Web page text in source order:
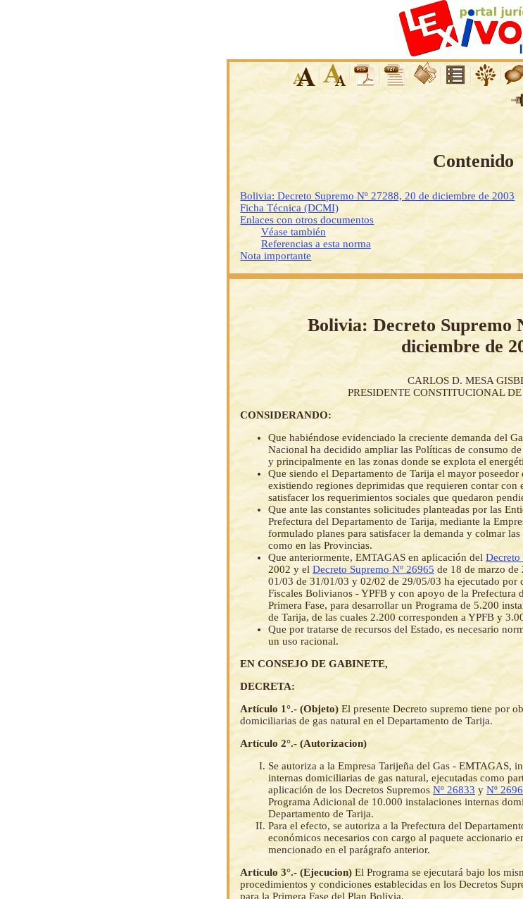
Contenido
Bolivia: Decreto Supremo Nº 27288, 20 de diciembre de 2003
Ficha Técnica (DCMI)
Enlaces con otros documentos
Véase también
Referencias a esta norma
Nota importante
Bolivia: Decreto Supremo
diciembre de
CARLOS D. MESA
PRESIDENTE CONSTITUCIONAL
CONSIDERANDO:
Que habiéndose evidenciado la creciente demanda del
Nacional ha decidido ampliar las Políticas de consumo
y principalmente en las zonas donde se explota el
Que siendo el Departamento de Tarija el mayor poseedor
existiendo regiones deprimidas que requieren contar con
satisfacer los requerimientos sociales que quedaron
Que ante las constantes solicitudes planteadas por las
Prefectura del Departamento de Tarija, mediante la
formulado planes para satisfacer la demanda y colmar
como en las Provincias.
Que anteriormente, EMTAGAS en aplicación del Decreto
2002 y el Decreto Supremo Nº 26965 de 18 de marzo de
01/03 de 31/01/03 y 02/02 de 29/05/03 ha ejecutado por
Fiscales Bolivianos - YPFB y con apoyo de la Prefectura
Primera Fase, para desarrollar un Programa de 5.200
de Tarija, de las cuales 2.200 corresponden a YPFB y
Que por tratarse de recursos del Estado, es necesario
un uso racional.
EN CONSEJO DE GABINETE,
DECRETA:
Artículo 1°.- (Objeto) El presente Decreto supremo tiene por
domiciliarias de gas natural en el Departamento de Tarija.
Artículo 2°.- (Autorizacion)
Se autoriza a la Empresa Tarijeña del Gas - EMTAGAS,
internas domiciliarias de gas natural, ejecutadas como
aplicación de los Decretos Supremos Nº 26833 y Nº
Programa Adicional de 10.000 instalaciones internas
Departamento de Tarija.
Para el efecto, se autoriza a la Prefectura del
económicos necesarios con cargo al paquete accionario
mencionado en el parágrafo anterior.
Artículo 3°.- (Ejecucion) El Programa se ejecutará bajo los
procedimientos y condiciones establecidas en los Decretos
para la Primera Fase del Plan Bolivia.